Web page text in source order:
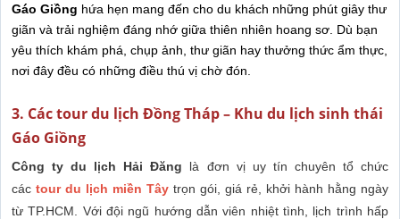
Gáo Giồng hứa hẹn mang đến cho du khách những phút giây thư
giãn và trải nghiệm đáng nhớ giữa thiên nhiên hoang sơ. Dù bạn
yêu thích khám phá, chụp ảnh, thư giãn hay thưởng thức ẩm thực,
nơi đây đều có những điều thú vị chờ đón.
3. Các tour du lịch Đồng Tháp – Khu du lịch sinh thái
Gáo Giồng
Công ty du lịch Hải Đăng là đơn vị uy tín chuyên tổ chức
các tour du lịch miền Tây trọn gói, giá rẻ, khởi hành hằng ngày
từ TP.HCM. Với đội ngũ hướng dẫn viên nhiệt tình, lịch trình hấp